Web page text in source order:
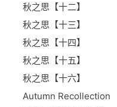
秋之思【十二】
秋之思【十三】
秋之思【十四】
秋之思【十五】
秋之思【十六】
Autumn Recollection